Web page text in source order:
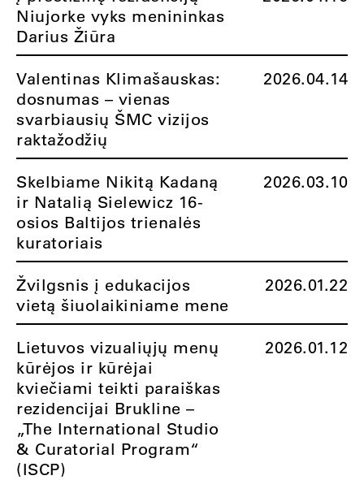
Niujorke vyks menininkas
Darius Žiūra
Valentinas Klimašauskas:
dosnumas – vienas
svarbiausių ŠMC vizijos
raktažodžių
2026.04.14
Skelbiame Nikitą Kadaną
ir Natalią Sielewicz 16-
osios Baltijos trienalės
kuratoriais
2026.03.10
Žvilgsnis į edukacijos
vietą šiuolaikiniame mene
2026.01.22
Lietuvos vizualiųjų menų
kūrėjos ir kūrėjai
kviečiami teikti paraiškas
rezidencijai Brukline –
„The International Studio
& Curatorial Program“
(ISCP)
2026.01.12